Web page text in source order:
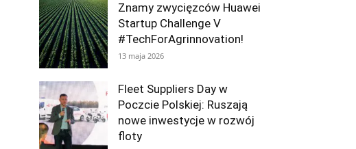
Znamy zwycięzców Huawei
Startup Challenge V
#TechForAgrinnovation!
13 maja 2026
Fleet Suppliers Day w
Poczcie Polskiej: Ruszają
nowe inwestycje w rozwój
floty